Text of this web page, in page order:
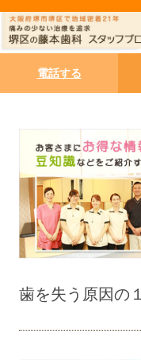
電話する
歯を失う原因の